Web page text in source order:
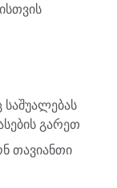
გარეთ
თავიანთი